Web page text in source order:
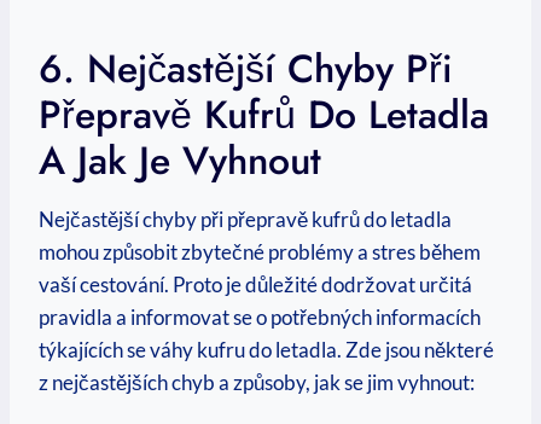
6. Nejčastější Chyby Při
Přepravě Kufrů Do Letadla
A Jak Je Vyhnout
Nejčastější chyby při přepravě kufrů do letadla
mohou způsobit zbytečné problémy a stres během
vaší cestování. Proto je důležité dodržovat určitá
pravidla a informovat se o potřebných informacích
týkajících se váhy kufru do letadla. Zde jsou některé
z nejčastějších chyb a způsoby, jak se jim vyhnout: